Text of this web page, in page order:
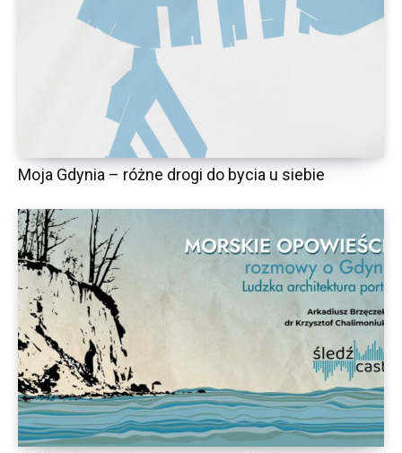
Moja Gdynia – różne drogi do bycia u siebie